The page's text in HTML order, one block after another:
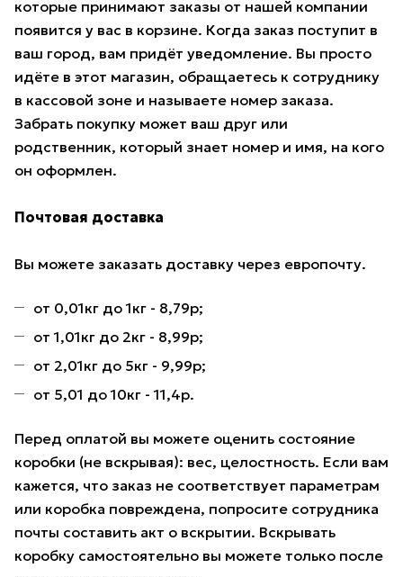
которые принимают заказы от нашей компании
появится у вас в корзине. Когда заказ поступит в
ваш город, вам придёт уведомление. Вы просто
идёте в этот магазин, обращаетесь к сотруднику
в кассовой зоне и называете номер заказа.
Забрать покупку может ваш друг или
родственник, который знает номер и имя, на кого
он оформлен.
Почтовая доставка
Вы можете заказать доставку через европочту.
от 0,01кг до 1кг - 8,79р;
от 1,01кг до 2кг - 8,99р;
от 2,01кг до 5кг - 9,99р;
от 5,01 до 10кг - 11,4р.
Перед оплатой вы можете оценить состояние
коробки (не вскрывая): вес, целостность. Если вам
кажется, что заказ не соответствует параметрам
или коробка повреждена, попросите сотрудника
почты составить акт о вскрытии. Вскрывать
коробку самостоятельно вы можете только после